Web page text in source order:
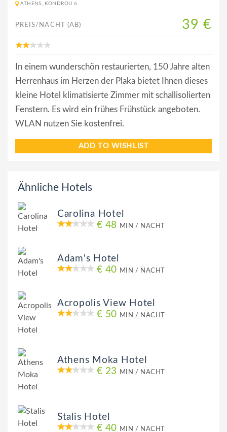
ATHENS, KONDROU 6
PREIS/NACHT (AB) 39 €
In einem wunderschön restaurierten, 150 Jahre alten
Herrenhaus im Herzen der Plaka bietet Ihnen dieses
kleine Hotel klimatisierte Zimmer mit schallisolierten
Fenstern. Es wird ein frühes Frühstück angeboten.
WLAN nutzen Sie kostenfrei.
ADD TO WISHLIST
Ähnliche Hotels
Carolina Hotel
€ 48
MIN / NACHT
Adam's Hotel
€ 40 MIN / NACHT
Acropolis View Hotel
€ 50 MIN / NACHT
Athens Moka Hotel
€ 23
MIN / NACHT
Stalis Hotel
€ 40 MIN / NACHT